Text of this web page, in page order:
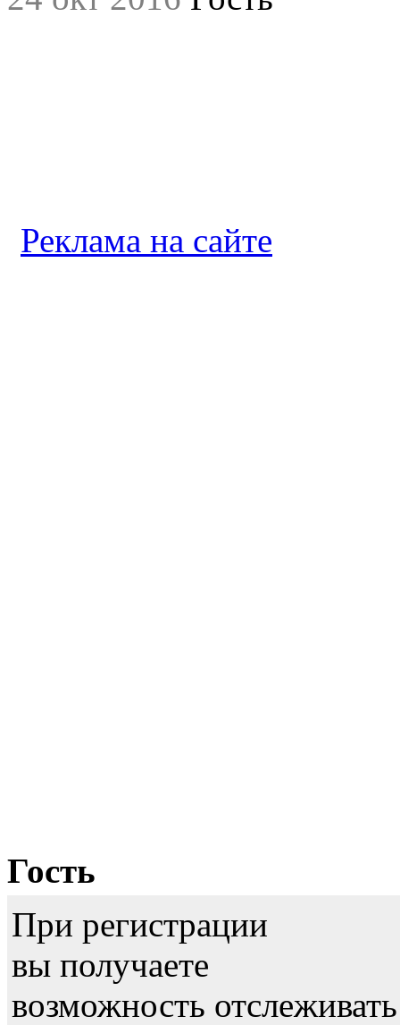
Реклама на сайте
Гость
При регистрации
вы получаете
возможность